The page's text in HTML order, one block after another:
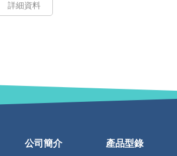
詳細資料
公司簡介 產品型錄